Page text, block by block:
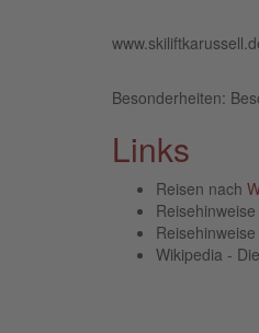
Besonderheiten:
Links
Reisen nach
Wikipedia -